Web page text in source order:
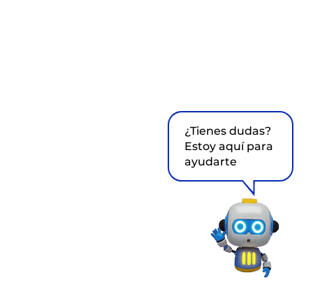
¿Tienes dudas?
Estoy aquí para
ayudarte